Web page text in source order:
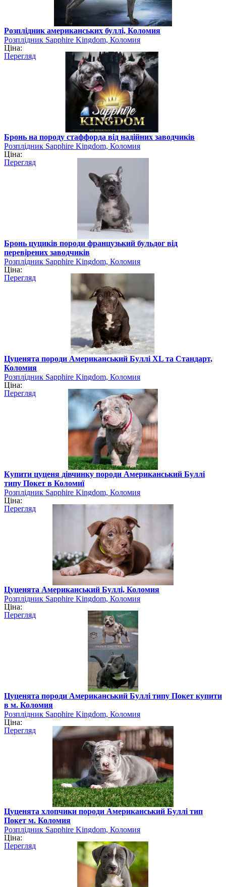
Розплідник американських буллі, Коломия
Розплідник Sapphire Kingdom, Коломия
Ціна:
Перегляд
Бронь на породу стаффорда від надійних заводчиків
Розплідник Sapphire Kingdom, Коломия
Ціна:
Перегляд
Бронь цуциків породи французький бульдог від
перевірених заводчиків
Розплідник Sapphire Kingdom, Коломия
Ціна:
Перегляд
Цуценята породи Американський Буллі XL та Стандарт,
Коломия
Розплідник Sapphire Kingdom, Коломия
Ціна:
Перегляд
Купити цуценя дівчинку породи Американський Буллі
типу Покет в Коломиї
Розплідник Sapphire Kingdom, Коломия
Ціна:
Перегляд
Цуценята Американський Буллі, Коломия
Розплідник Sapphire Kingdom, Коломия
Ціна:
Перегляд
Цуценята породи Американський Буллі типу Покет купити
в м. Коломия
Розплідник Sapphire Kingdom, Коломия
Ціна:
Перегляд
Цуценята хлопчики породи Американський Буллі тип
Покет м. Коломия
Розплідник Sapphire Kingdom, Коломия
Ціна:
Перегляд